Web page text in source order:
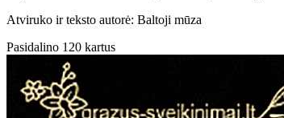
Atviruko ir teksto autorė: Baltoji mūza
Pasidalino 120 kartus